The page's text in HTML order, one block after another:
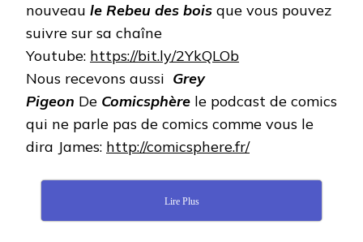
nouveau le Rebeu des bois que vous pouvez
suivre sur sa chaîne
Youtube: https://bit.ly/2YkQLOb
Nous recevons aussi Grey
Pigeon De Comicsphère le podcast de comics
qui ne parle pas de comics comme vous le
dira James: http://comicsphere.fr/
Lire Plus